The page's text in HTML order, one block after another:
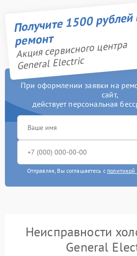
Получите 1500
ремонт
Акция сервисного центра
General Electric
При оформлении заявки на
сайт,
действует персональная
Отправляя, Вы соглашаетесь с
Неисправности
General